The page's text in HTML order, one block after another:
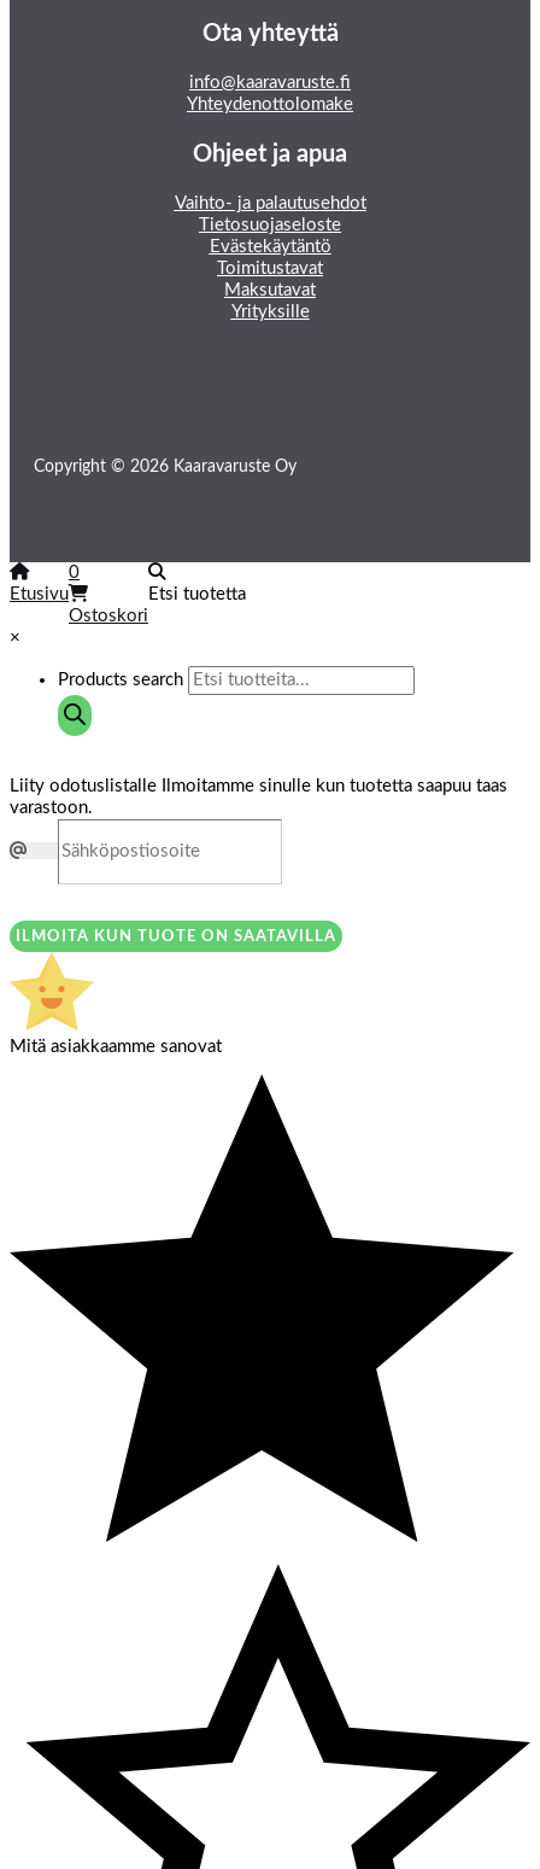
Ota yhteyttä
info@kaaravaruste.fi
Yhteydenottolomake
Ohjeet ja apua
Vaihto- ja palautusehdot
Tietosuojaseloste
Evästekäytäntö
Toimitustavat
Maksutavat
Yrityksille
Copyright © 2026 Kaaravaruste Oy
Etusivu
0
Ostoskori
Etsi tuotetta
×
Products search
Liity odotuslistalle
Ilmoitamme sinulle kun tuotetta saapuu taas
varastoon.
ILMOITA KUN TUOTE ON SAATAVILLA
Mitä asiakkaamme sanovat